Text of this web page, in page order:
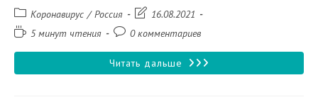
Рубрика
записи:
Коронавирус / Россия
Запись
изменена:
16.08.2021
Время5 минут чтения
Комментарии
записи:
0 комментариев
Читать дальше Пустят